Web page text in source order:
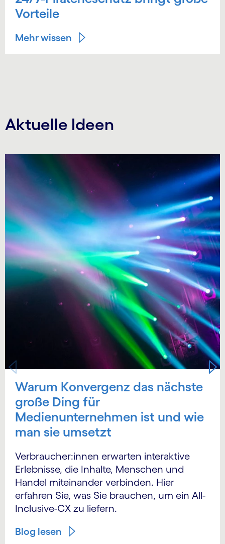
Vorteile
Mehr wissen
Aktuelle Ideen
Carousel starts
Warum Konvergenz das nächste
große Ding für
Medienunternehmen ist und wie
man sie umsetzt
Verbraucher:innen erwarten interaktive
Erlebnisse, die Inhalte, Menschen und
Handel miteinander verbinden. Hier
erfahren Sie, was Sie brauchen, um ein All-
Inclusive-CX zu liefern.
Blog lesen